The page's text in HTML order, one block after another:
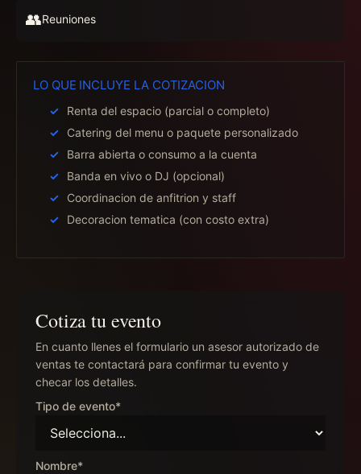
👥Reuniones
LO QUE INCLUYE LA COTIZACION
Renta del espacio (parcial o completo)
Catering del menu o paquete personalizado
Barra abierta o consumo a la cuenta
Banda en vivo o DJ (opcional)
Coordinacion de anfitrion y staff
Decoracion tematica (con costo extra)
Cotiza tu evento
En cuanto llenes el formulario un asesor autorizado de
ventas te contactará para confirmar tu evento y
checar los detalles.
Tipo de evento*
Nombre*